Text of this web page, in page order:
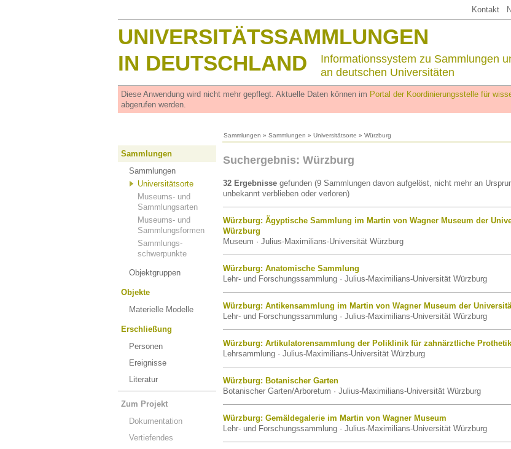
Kontakt
UNIVERSITÄTSSAMMLUNGEN
IN DEUTSCHLAND
Informationssystem zu Sammlungen
an deutschen Universitäten
Diese Anwendung wird nicht mehr gepflegt. Aktuelle Daten können im Portal der Koordinierungsstelle für
abgerufen werden.
Sammlungen » Sammlungen » Universitätsorte » Würzburg
Sammlungen
Sammlungen
Universitätsorte
Museums- und
Sammlungsarten
Museums- und
Sammlungsformen
Sammlungs-
schwerpunkte
Objektgruppen
Objekte
Materielle Modelle
Erschließung
Personen
Ereignisse
Literatur
Zum Projekt
Dokumentation
Vertiefendes
Suchergebnis: Würzburg
32 Ergebnisse gefunden (9 Sammlungen davon aufgelöst, nicht mehr an
unbekannt verblieben oder verloren)
Würzburg: Ägyptische Sammlung im Martin von Wagner Museum der
Würzburg
Museum · Julius-Maximilians-Universität Würzburg
Würzburg: Anatomische Sammlung
Lehr- und Forschungssammlung · Julius-Maximilians-Universität Würzburg
Würzburg: Antikensammlung im Martin von Wagner Museum der
Lehr- und Forschungssammlung · Julius-Maximilians-Universität Würzburg
Würzburg: Artikulatorensammlung der Poliklinik für zahnärztliche Prothetik
Lehrsammlung · Julius-Maximilians-Universität Würzburg
Würzburg: Botanischer Garten
Botanischer Garten/Arboretum · Julius-Maximilians-Universität Würzburg
Würzburg: Gemäldegalerie im Martin von Wagner Museum
Lehr- und Forschungssammlung · Julius-Maximilians-Universität Würzburg